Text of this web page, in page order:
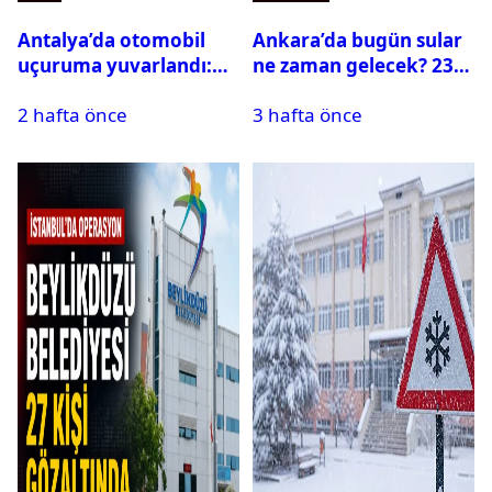
Antalya’da otomobil
uçuruma yuvarlandı:
var
2 hafta önce
Ankara’da bugün sular
ne zaman gelecek? 23
su kesintisi sorgulama
3 hafta önce